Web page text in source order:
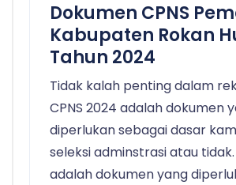
Dokumen CPNS
Kabupaten Rokan
Tahun 2024
Tidak kalah penting dalam
CPNS 2024 adalah dokumen
diperlukan sebagai dasar
seleksi adminstrasi atau
adalah dokumen yang